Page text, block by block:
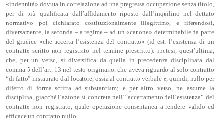
«indennità» dovuta in correlazione ad una pregressa occupazione senza titolo,
per di più qualificata dall’affidamento riposto dall’inquilino nel dettato
normativo poi dichiarato costituzionalmente illegittimo, e riferendosi,
diversamente, la seconda – a regime – ad un «canone» determinabile da parte
del giudice «che accerta l’esistenza del contratto» (id est: l’esistenza di un
contratto scritto non registrato nel termine prescritto): ipotesi, quest’ultima,
che, per un verso, si diversifica da quella in precedenza disciplinata dal
comma 5 dell’art. 13 nel testo originario, che aveva riguardo al solo contratto
“di fatto” instaurato dal locatore, ossia al contratto verbale e, quindi, nullo per
difetto di forma scritta ad substantiam; e per altro verso, ne assume la
disciplina, giacché l’azione si concreta nell’“accertamento dell’esistenza” del
contratto non registrato, quale operazione consentanea a rendere valido ed
efficace un contratto nullo.